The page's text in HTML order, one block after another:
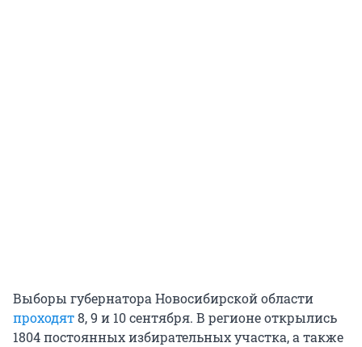
Выборы губернатора Новосибирской области
проходят8, 9 и 10 сентября. В регионе открылись
1804 постоянных избирательных участка, а также